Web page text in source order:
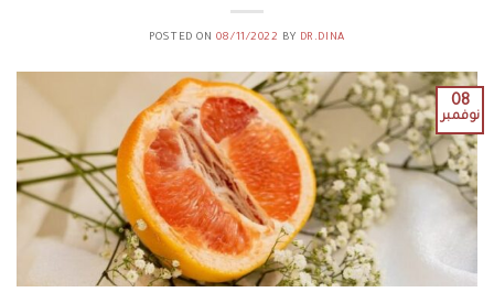
POSTED ON 08/11/2022 BY DR.DINA
08
نوفمبر